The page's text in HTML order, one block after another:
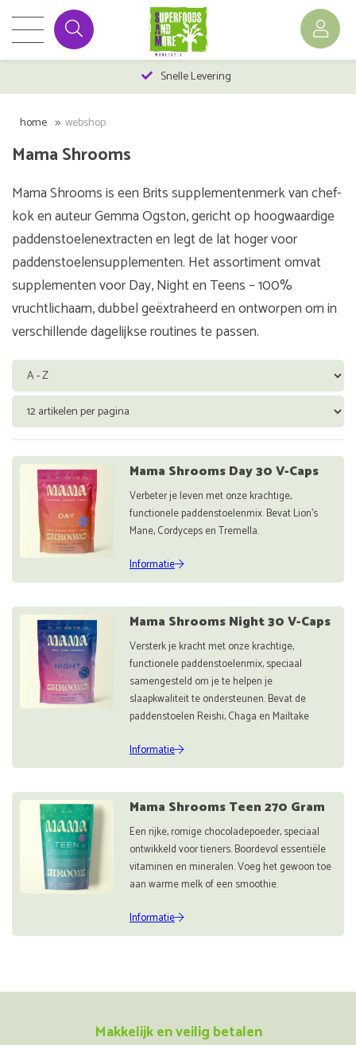
Snelle Levering
home webshop
Mama Shrooms
Mama Shrooms is een Brits supplementenmerk van chef-
kok en auteur Gemma Ogston, gericht op hoogwaardige
paddenstoelenextracten en legt de lat hoger voor
paddenstoelensupplementen. Het assortiment omvat
supplementen voor Day, Night en Teens – 100%
vruchtlichaam, dubbel geëxtraheerd en ontworpen om in
verschillende dagelijkse routines te passen.
Mama Shrooms Day 30 V-Caps
Verbeter je leven met onze krachtige,
functionele paddenstoelenmix. Bevat Lion's
Mane, Cordyceps en Tremella.
Informatie
Mama Shrooms Night 30 V-Caps
Versterk je kracht met onze krachtige,
functionele paddenstoelenmix, speciaal
samengesteld om je te helpen je
slaapkwaliteit te ondersteunen. Bevat de
paddenstoelen Reishi, Chaga en Mailtake
Informatie
Mama Shrooms Teen 270 Gram
Een rijke, romige chocoladepoeder, speciaal
ontwikkeld voor tieners. Boordevol essentiële
vitaminen en mineralen. Voeg het gewoon toe
aan warme melk of een smoothie.
Informatie
Makkelijk en veilig betalen